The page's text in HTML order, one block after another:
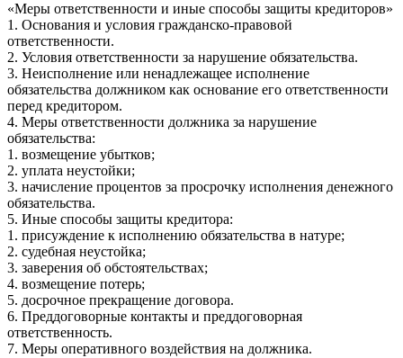
«Меры ответственности и иные способы защиты кредиторов»
1. Основания и условия гражданско-правовой
ответственности.
2. Условия ответственности за нарушение обязательства.
3. Неисполнение или ненадлежащее исполнение
обязательства должником как основание его ответственности
перед кредитором.
4. Меры ответственности должника за нарушение
обязательства:
1. возмещение убытков;
2. уплата неустойки;
3. начисление процентов за просрочку исполнения денежного
обязательства.
5. Иные способы защиты кредитора:
1. присуждение к исполнению обязательства в натуре;
2. судебная неустойка;
3. заверения об обстоятельствах;
4. возмещение потерь;
5. досрочное прекращение договора.
6. Преддоговорные контакты и преддоговорная
ответственность.
7. Меры оперативного воздействия на должника.